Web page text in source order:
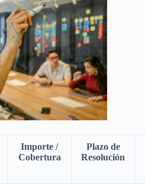
Importe /
Cobertura
Plazo de
Resolución